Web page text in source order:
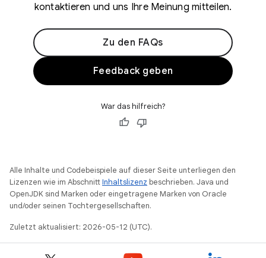
kontaktieren und uns Ihre Meinung mitteilen.
Zu den FAQs
Feedback geben
War das hilfreich?
Alle Inhalte und Codebeispiele auf dieser Seite unterliegen den
Lizenzen wie im AbschnittInhaltslizenz beschrieben. Java und
OpenJDK sind Marken oder eingetragene Marken von Oracle
und/oder seinen Tochtergesellschaften.
Zuletzt aktualisiert: 2026-05-12 (UTC).